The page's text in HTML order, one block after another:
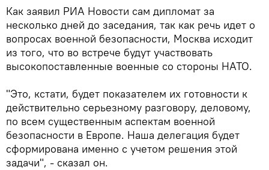
Как заявил РИА Новости сам дипломат за
несколько дней до заседания, так как речь идет о
вопросах военной безопасности, Москва исходит
из того, что во встрече будут участвовать
высокопоставленные военные со стороны НАТО.
"Это, кстати, будет показателем их готовности к
действительно серьезному разговору, деловому,
по всем существенным аспектам военной
безопасности в Европе. Наша делегация будет
сформирована именно с учетом решения этой
задачи", - сказал он.